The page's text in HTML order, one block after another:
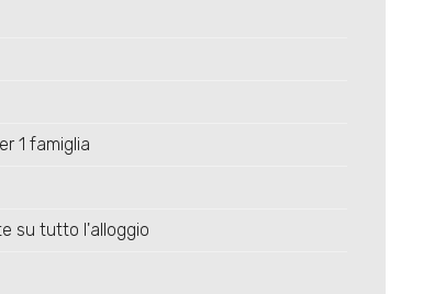
1 famiglia
su tutto l'alloggio